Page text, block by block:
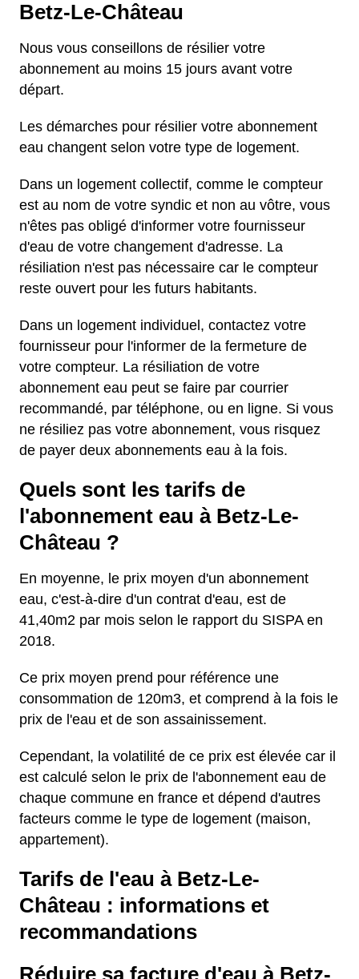
Betz-Le-Château
Nous vous conseillons de résilier votre
abonnement au moins 15 jours avant votre
départ.
Les démarches pour résilier votre abonnement
eau changent selon votre type de logement.
Dans un logement collectif, comme le compteur
est au nom de votre syndic et non au vôtre, vous
n'êtes pas obligé d'informer votre fournisseur
d'eau de votre changement d'adresse. La
résiliation n'est pas nécessaire car le compteur
reste ouvert pour les futurs habitants.
Dans un logement individuel, contactez votre
fournisseur pour l'informer de la fermeture de
votre compteur. La résiliation de votre
abonnement eau peut se faire par courrier
recommandé, par téléphone, ou en ligne. Si vous
ne résiliez pas votre abonnement, vous risquez
de payer deux abonnements eau à la fois.
Quels sont les tarifs de
l'abonnement eau à Betz-Le-
Château ?
En moyenne, le prix moyen d'un abonnement
eau, c'est-à-dire d'un contrat d'eau, est de
41,40m2 par mois selon le rapport du SISPA en
2018.
Ce prix moyen prend pour référence une
consommation de 120m3, et comprend à la fois le
prix de l'eau et de son assainissement.
Cependant, la volatilité de ce prix est élevée car il
est calculé selon le prix de l'abonnement eau de
chaque commune en france et dépend d'autres
facteurs comme le type de logement (maison,
appartement).
Tarifs de l'eau à Betz-Le-
Château : informations et
recommandations
Réduire sa facture d'eau à Betz-